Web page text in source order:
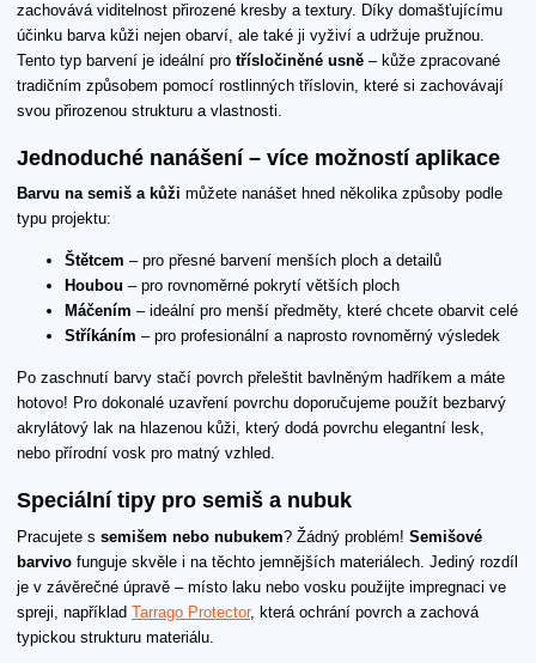
zachovává viditelnost přirozené kresby a textury. Díky domašťujícímu
účinku barva kůži nejen obarví, ale také ji vyživí a udržuje pružnou.
Tento typ barvení je ideální pro třísločiněné usně – kůže zpracované
tradičním způsobem pomocí rostlinných tříslovin, které si zachovávají
svou přirozenou strukturu a vlastnosti.
Jednoduché nanášení – více možností aplikace
Barvu na semiš a kůži můžete nanášet hned několika způsoby podle
typu projektu:
Štětcem – pro přesné barvení menších ploch a detailů
Houbou – pro rovnoměrné pokrytí větších ploch
Máčením – ideální pro menší předměty, které chcete obarvit celé
Stříkáním – pro profesionální a naprosto rovnoměrný výsledek
Po zaschnutí barvy stačí povrch přeleštit bavlněným hadříkem a máte
hotovo! Pro dokonalé uzavření povrchu doporučujeme použít bezbarvý
akrylátový lak na hlazenou kůži, který dodá povrchu elegantní lesk,
nebo přírodní vosk pro matný vzhled.
Speciální tipy pro semiš a nubuk
Pracujete s semišem nebo nubukem? Žádný problém! Semišové
barvivo funguje skvěle i na těchto jemnějších materiálech. Jediný rozdíl
je v závěrečné úpravě – místo laku nebo vosku použijte impregnaci ve
spreji, například Tarrago Protector, která ochrání povrch a zachová
typickou strukturu materiálu.